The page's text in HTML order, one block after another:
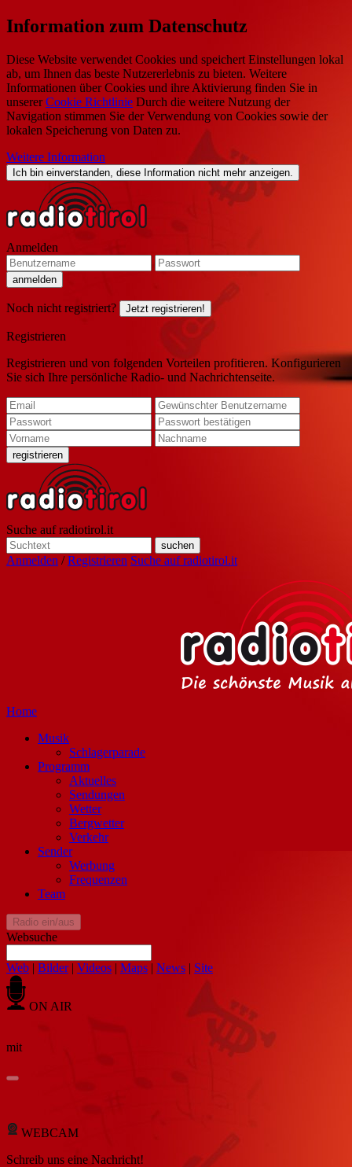
Information zum Datenschutz
Diese Website verwendet Cookies und speichert Einstellungen lokal
ab, um Ihnen das beste Nutzererlebnis zu bieten. Weitere
Informationen über Cookies und ihre Aktivierung finden Sie in
unsererCookie Richtlinie Durch die weitere Nutzung der
Navigation stimmen Sie der Verwendung von Cookies sowie der
lokalen Speicherung von Daten zu.
Weitere Information
Ich bin einverstanden, diese Information nicht mehr anzeigen.
Anmelden
Noch nicht registriert? Jetzt registrieren!
Registrieren
Registrieren und von folgenden Vorteilen profitieren. Konfigurieren
Sie sich Ihre persönliche Radio- und Nachrichtenseite.
Suche auf radiotirol.it
Anmelden /Registrieren Suche auf radiotirol.it
Home
Musik
Schlagerparade
Programm
Aktuelles
Sendungen
Wetter
Bergwetter
Verkehr
Sender
Werbung
Frequenzen
Team
Radio ein/aus
Websuche
Web | Bilder| Videos | Maps | News | Site
ON AIR
mit
WEBCAM
Schreib uns eine Nachricht!